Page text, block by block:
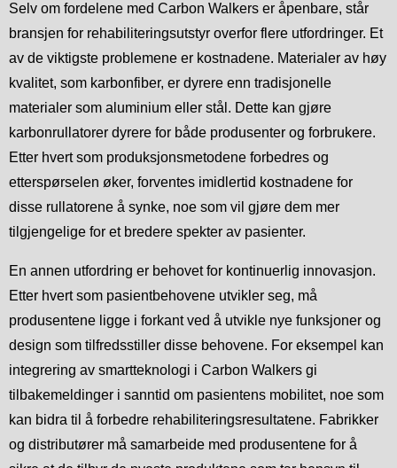
Selv om fordelene med Carbon Walkers er åpenbare, står
bransjen for rehabiliteringsutstyr overfor flere utfordringer. Et
av de viktigste problemene er kostnadene. Materialer av høy
kvalitet, som karbonfiber, er dyrere enn tradisjonelle
materialer som aluminium eller stål. Dette kan gjøre
karbonrullatorer dyrere for både produsenter og forbrukere.
Etter hvert som produksjonsmetodene forbedres og
etterspørselen øker, forventes imidlertid kostnadene for
disse rullatorene å synke, noe som vil gjøre dem mer
tilgjengelige for et bredere spekter av pasienter.
En annen utfordring er behovet for kontinuerlig innovasjon.
Etter hvert som pasientbehovene utvikler seg, må
produsentene ligge i forkant ved å utvikle nye funksjoner og
design som tilfredsstiller disse behovene. For eksempel kan
integrering av smartteknologi i Carbon Walkers gi
tilbakemeldinger i sanntid om pasientens mobilitet, noe som
kan bidra til å forbedre rehabiliteringsresultatene. Fabrikker
og distributører må samarbeide med produsentene for å